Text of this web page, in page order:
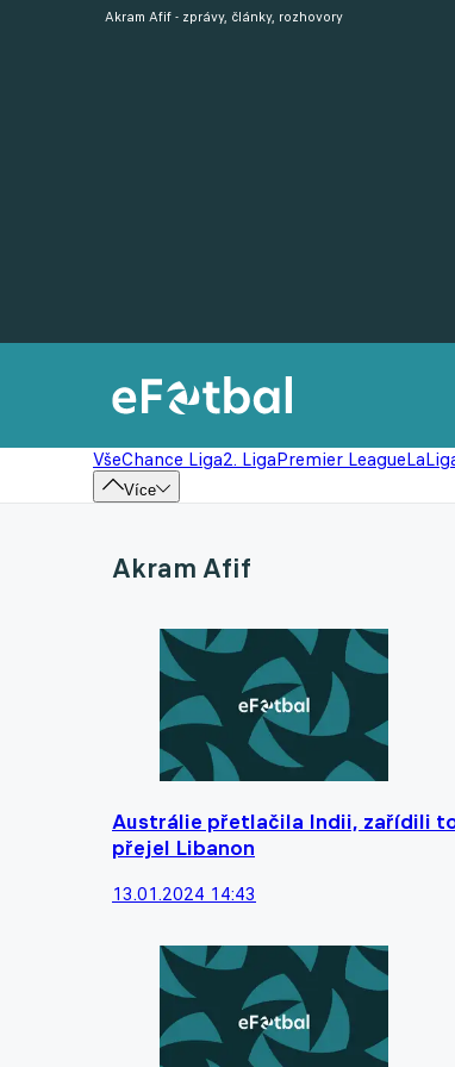
VšeChance Liga2. LigaPremier League
Více
Akram Afif - zprávy, články, rozhovory
Akram Afif
Austrálie přetlačila Indii, zařídili
přejel Libanon
13.01.2024 14:43